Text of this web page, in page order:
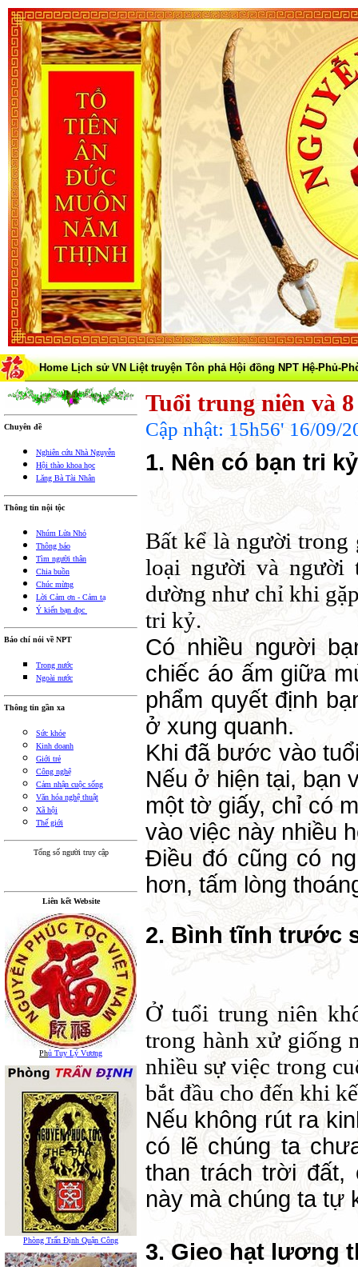
Home Lịch sử VN Liệt truyện Tôn phả Hội đồng NPT Hệ-Phủ-
Chuyên đề
Nghiên cứu Nhà Nguyễn
Hội thào khoa học
Lăng Bà Tài Nhân
Thông tin nội tộc
Nhúm Lửa Nhỏ
Thông báo
Tìm người thân
Chia buồn
Chúc mừng
Lời Cảm ơn - Cảm tạ
Ý kiến bạn đọc
Báo chí nói về NPT
Trong nước
Ngoài nước
Thông tin gần xa
Sức khỏe
Kinh doanh
Giới trẻ
Công nghệ
Cảm nhận cuộc sống
Văn hóa nghệ thuật
Xã hội
Thế giới
Tổng số người truy cập
Liên kết Website
Phủ Tuy Lý Vương
Phòng Trấn Định Quận Công
Tuổi trung niên và
Cập nhật: 15h56' 16/09/
1. Nên có bạn tri kỷ
Bất kể là người trong
loại người và người
dường như chỉ khi
tri kỷ.
Có nhiều người
chiếc áo ấm giữa
phẩm quyết định
ở xung quanh.
Khi đã bước vào
Nếu ở hiện tại, bạn
một tờ giấy, chỉ có
vào việc này nhiều
Điều đó cũng có
hơn, tấm lòng
2. Bình tĩnh trước
Ở tuổi trung niên
trong hành xử giống
nhiều sự việc trong
bắt đầu cho đến khi
Nếu không rút ra
có lẽ chúng ta
than trách trời
này mà chúng ta tự
3. Gieo hạt lương